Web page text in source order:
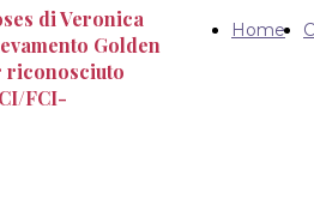
di Veronica
Golden
riconosciuto
FCI-
Home